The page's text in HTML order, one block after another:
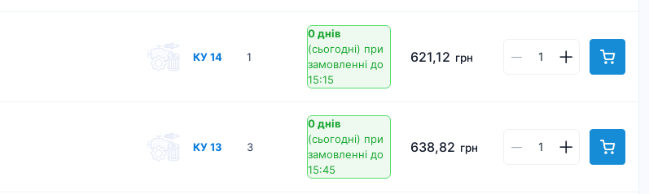
КУ 14 1
0 днів
(сьогодні) при
замовленні до
15:15
621,12 грн
КУ 13 3
0 днів
(сьогодні) при
замовленні до
15:45
638,82 грн